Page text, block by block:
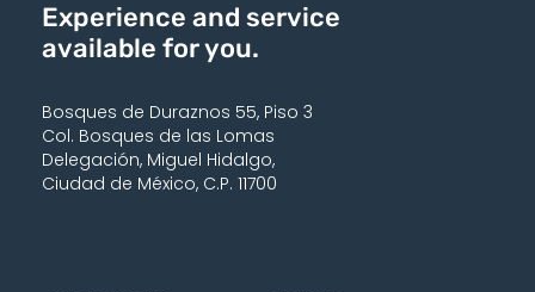
Experience and service
available for you.
Bosques de Duraznos 55, Piso 3
Col. Bosques de las Lomas
Delegación, Miguel Hidalgo,
Ciudad de México, C.P. 11700